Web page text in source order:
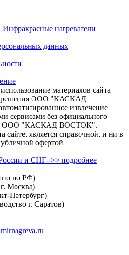
Инфракрасные нагреватели
данных
материалов сайта
ООО "КАСКАД
извлечение
сервисами без официального
ООО "КАСКАД ВОСТОК".
сайте, является справочной, и ни в
офертой.
и СНГ-->> подробнее
по РФ)
Москва)
Петербург)
г. Саратов)